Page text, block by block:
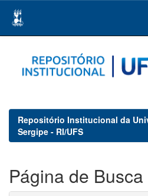
navigation
Repositório Institucional da
Sergipe - RI/UFS
Página de Busca